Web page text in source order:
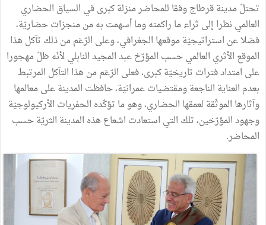
تحتلّ مدينة قرطاج وفقا للمحاضر منزلة كبرى في السياق الحضاري
العالمي نظرا إلى ثراء ما راكمته وما أسهمت به من منجزات حضاريّة،
فضلا عن استراتيجيّة موقعها الجغرافي، وعلى الرّغم من ذلك تآكل هذا
الموقع الأثري العالمي حسب المؤرّخ عبد المجيد النابلي لأنّه ظلّ مهجورا
على امتداد فترات تاريخيّة كبرى، فعلى الرّغم من هذا التآكل المرتبط
بعدم العناية الناجعة ومقتضيات عمرانيّة، حافظت المدينة على معالمها
وآثارها الموثّقة لعمقها الحضاري، وهو ما تؤكّده الحفريات الأركيولوجيّة
وجهود المؤرّخين، تلك التي استعادت اشعاع هذه المدينة الثريّة حسب
المحاضر.